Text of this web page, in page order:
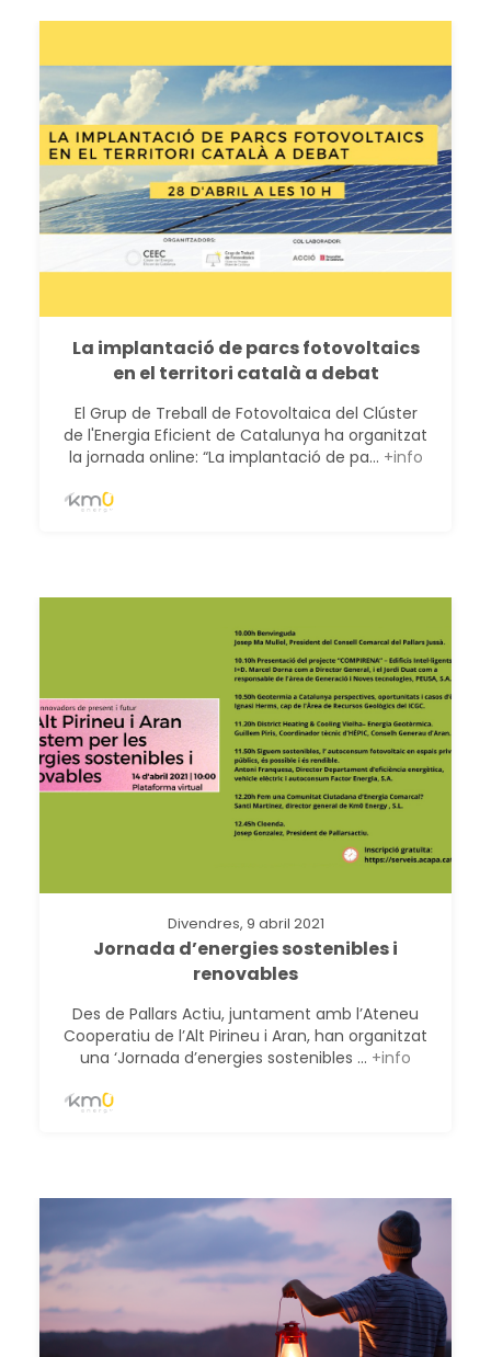
La implantació de parcs fotovoltaics
en el territori català a debat
El Grup de Treball de Fotovoltaica del Clúster
de l'Energia Eficient de Catalunya ha organitzat
la jornada online: “La implantació de pa... +info
Divendres, 9 abril 2021
Jornada d’energies sostenibles i
renovables
Des de Pallars Actiu, juntament amb l’Ateneu
Cooperatiu de l’Alt Pirineu i Aran, han organitzat
una ‘Jornada d’energies sostenibles ... +info